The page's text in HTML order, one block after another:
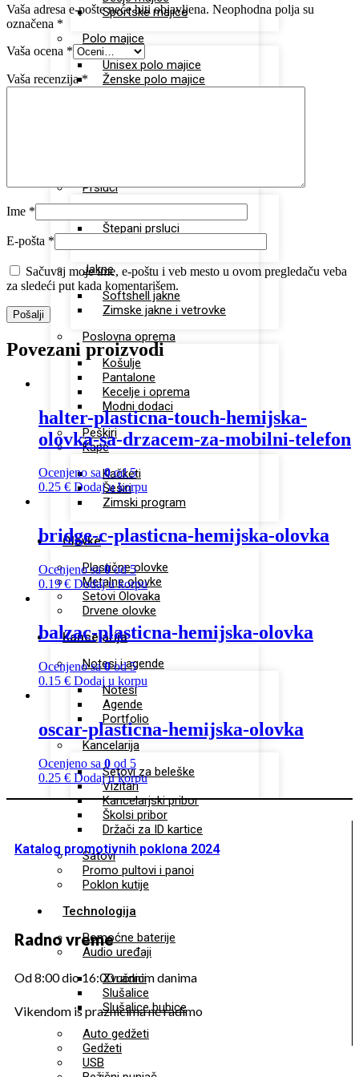
Sportske majice
Polo majice
Unisex polo majice
Ženske polo majice
Prsluci
Štepani prsluci
Jakne
Softshell jakne
Zimske jakne i vetrovke
Poslovna oprema
Košulje
Pantalone
Kecelje i oprema
Modni dodaci
Peškiri
Kape
Kačketi
Šeširi
Zimski program
Olovke
Plastične olovke
Metalne olovke
Setovi Olovaka
Drvene olovke
Kancelarija
Notesi i agende
Notesi
Agende
Portfolio
Kancelarija
Setovi za beleške
Vizitari
Kancelarjski pribor
Školsi pribor
Držači za ID kartice
Satovi
Promo pultovi i panoi
Poklon kutije
Technologija
Pomoćne baterije
Audio uređaji
Zvučnici
Slušalice
Slušalice bubice
Auto gedžeti
Gedžeti
USB
Vaša adresa e-pošte neće biti objavljena. Neophodna polja su
označena *
Vaša ocena *
Vaša recenzija*
Ime *
E-pošta *
Sačuvaj moje ime, e-poštu i veb mesto u ovom pregledaču veba
za sledeći put kada komentarišem.
Povezani proizvodi
halter-plasticna-touch-hemijska-
olovka-sa-drzacem-za-mobilni-telefon
Ocenjeno sa0od 5
0.25 € Dodaj u korpu
bridge-c-plasticna-hemijska-olovka
Ocenjeno sa0od 5
0.19€ Dodaj u korpu
balzac-plasticna-hemijska-olovka
Ocenjeno sa0od 5
0.15 € Dodaj u korpu
oscar-plasticna-hemijska-olovka
Ocenjeno sa 0 od 5
0.25 € Dodaj u korpu
Katalog promotivnih poklona 2024
Radno vreme
Od 8:00 dio 16:00 radnim danima
Vikendom is praznicima ne radimo